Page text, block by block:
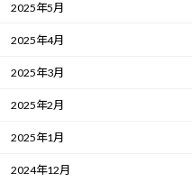
2025年5月
2025年4月
2025年3月
2025年2月
2025年1月
2024年12月